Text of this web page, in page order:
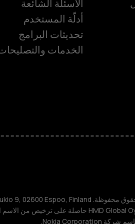
الأسئلة الشائعة
أدلّة المستخدم
تحديثات البرامج
الخدمات